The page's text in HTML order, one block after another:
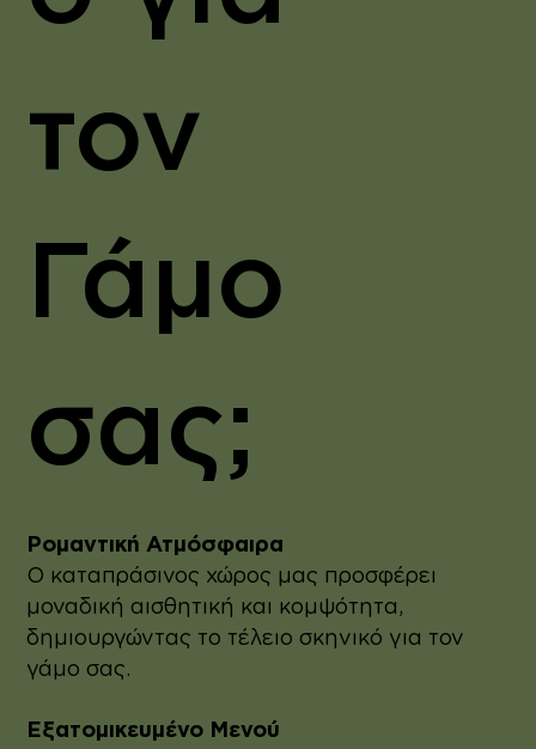
τον
Γάμο
σας;
Ρομαντική Ατμόσφαιρα
Ο καταπράσινος χώρος μας προσφέρει
μοναδική αισθητική και κομψότητα,
δημιουργώντας το τέλειο σκηνικό για τον
γάμο σας.
Εξατομικευμένο Μενού